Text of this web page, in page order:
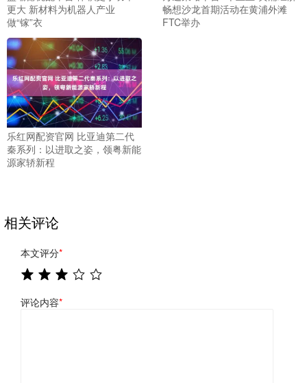
更大 新材料为机器人产业
做“镓”衣
畅想沙龙首期活动在黄浦外滩
FTC举办
乐红网配资官网 比亚迪第二代
秦系列：以进取之姿，领粤新能
源家轿新程
相关评论
本文评分*
评论内容*